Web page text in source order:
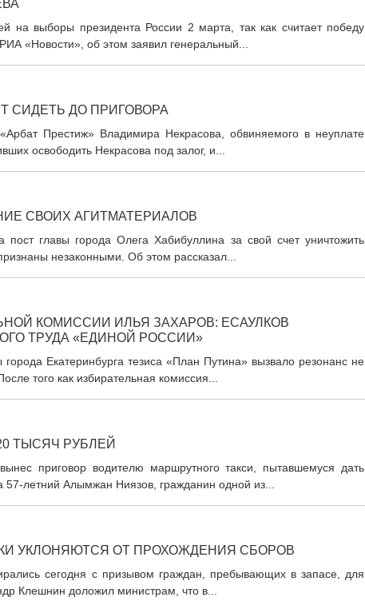
на выборы президента России 2 марта, так как считает победу
«Новости», об этом заявил генеральный...
СИДЕТЬ ДО ПРИГОВОРА
Престиж» Владимира Некрасова, обвиняемого в неуплате
освободить Некрасова под залог, и...
СВОИХ АГИТМАТЕРИАЛОВ
пост главы города Олега Хабибуллина за свой счет уничтожить
незаконными. Об этом рассказал...
КОМИССИИ ИЛЬЯ ЗАХАРОВ: ЕСАУЛКОВ
ТРУДА «ЕДИНОЙ РОССИИ»
Екатеринбурга тезиса «План Путина» вызвало резонанс не
того как избирательная комиссия...
ТЫСЯЧ РУБЛЕЙ
приговор водителю маршрутного такси, пытавшемуся дать
57-летний Алымжан Ниязов, гражданин одной из...
УКЛОНЯЮТСЯ ОТ ПРОХОЖДЕНИЯ СБОРОВ
сегодня с призывом граждан, пребывающих в запасе, для
Клешнин доложил министрам, что в...